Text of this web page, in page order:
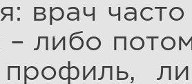
врач
– либо